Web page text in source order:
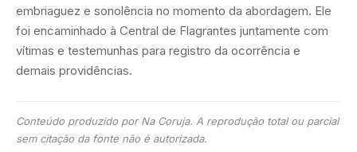
embriaguez e sonolência no momento da abordagem. Ele
foi encaminhado à Central de Flagrantes juntamente com
vítimas e testemunhas para registro da ocorrência e
demais providências.
Conteúdo produzido por Na Coruja. A reprodução total ou parcial
sem citação da fonte não é autorizada.